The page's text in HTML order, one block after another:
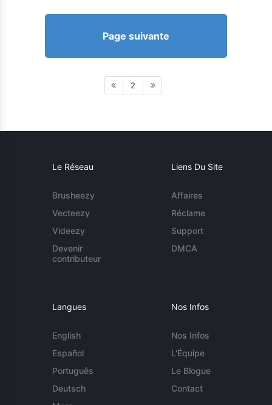
Page suivante
2
Le Réseau
Brusheezy
Vecteezy
Videezy
Devenir
contributeur
Liens Du Site
Affaires
Réclame
Support
DMCA
Langues
English
Español
Português
Deutsch
Nos Infos
Nos Infos
L'Équipe
Le Blogue
Contact